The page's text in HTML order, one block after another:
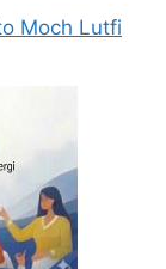
Moch Lutfi